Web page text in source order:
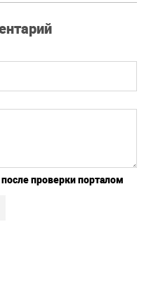
проверки порталом